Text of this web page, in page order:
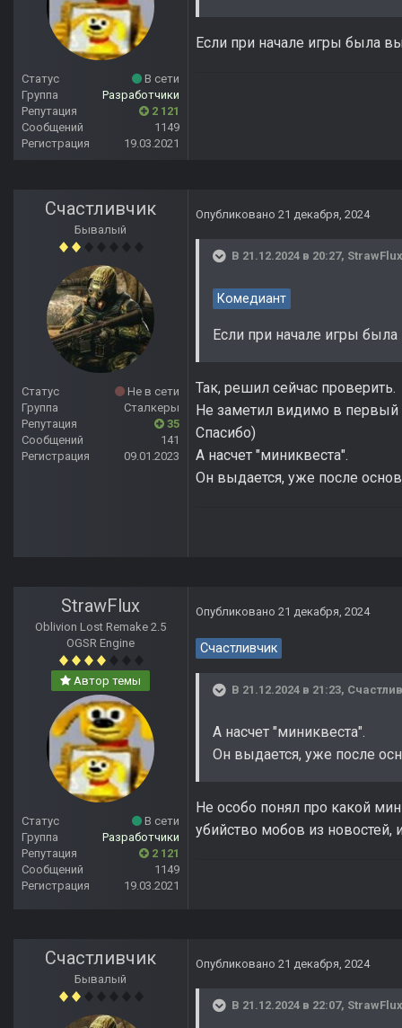
Статус
В сети
Группа
Разработчики
Репутация
2 121
Сообщений
1149
Регистрация
19.03.2021
Если при начале игры была
Счастливчик
Бывалый
Статус
Не в сети
Группа
Сталкеры
Репутация
35
Сообщений
141
Регистрация
09.01.2023
Опубликовано 21 декабря, 2024
В 21.12.2024 в 20:27, StrawFlux
Комедиант
Если при начале игры
Так, решил сейчас проверить.
Не заметил видимо в первый
Спасибо)
А насчет "миниквеста".
Он выдается, уже после
StrawFlux
Oblivion Lost Remake 2.5
OGSR Engine
Автор темы
Статус
В сети
Группа
Разработчики
Репутация
2 121
Сообщений
1149
Регистрация
19.03.2021
Опубликовано 21 декабря, 2024
Счастливчик
В 21.12.2024 в 21:23,
А насчет "миниквеста".
Он выдается, уже после
Не особо понял про какой
убийство мобов из новостей,
Счастливчик
Бывалый
Опубликовано 21 декабря, 2024
В 21.12.2024 в 22:07, StrawFlux